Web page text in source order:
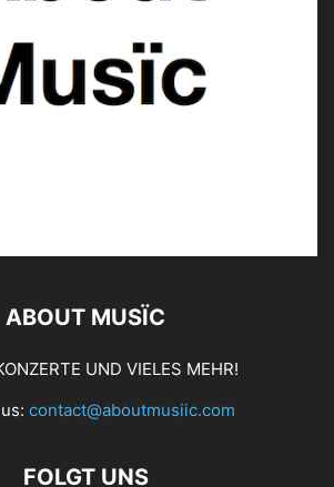
ABOUT MUSÏC
UND VIELES MEHR!
contact@aboutmusiic.com
FOLGT UNS